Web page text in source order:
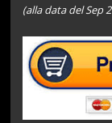
(alla data del Sep